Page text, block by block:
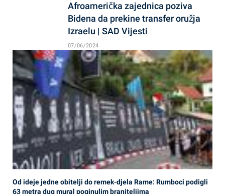
Afroamerička zajednica poziva
Bidena da prekine transfer oružja
Izraelu | SAD Vijesti
07/06/2024
Od ideje jedne obitelji do remek-djela Rame: Rumboci podigli
63 metra dug mural poginulim braniteljima